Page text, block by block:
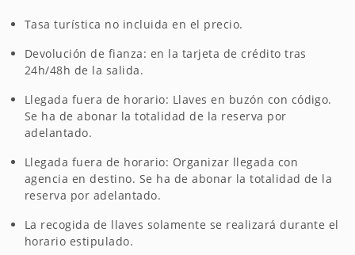
Tasa turística no incluida en el precio.
Devolución de fianza: en la tarjeta de crédito tras
24h/48h de la salida.
Llegada fuera de horario: Llaves en buzón con código.
Se ha de abonar la totalidad de la reserva por
adelantado.
Llegada fuera de horario: Organizar llegada con
agencia en destino. Se ha de abonar la totalidad de la
reserva por adelantado.
La recogida de llaves solamente se realizará durante el
horario estipulado.